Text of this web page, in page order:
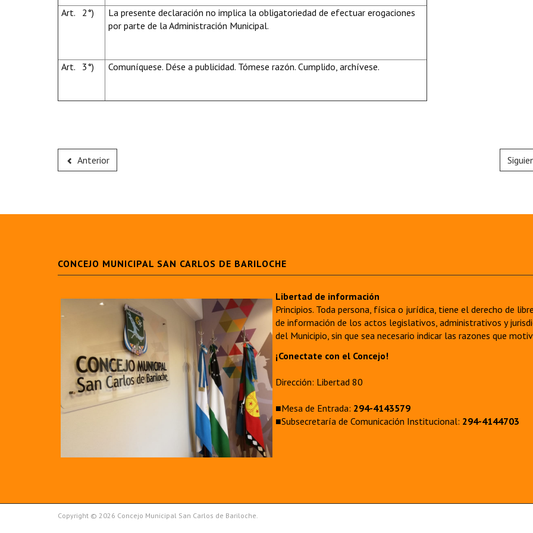
Art. 2°)
La presente declaración no implica la obligatoriedad de efectuar erogaciones
por parte de la Administración Municipal.
Art. 3°) Comuníquese. Dése a publicidad. Tómese razón. Cumplido, archívese.
Anterior
CONCEJO MUNICIPAL SAN CARLOS DE BARILOCHE
Libertad de información
Principios. Toda persona, física o jurídica, tiene el derecho de
de información de los actos legislativos, administrativos y
del Municipio, sin que sea necesario indicar las razones que
¡Conectate con el Concejo!
Dirección: Libertad 80
■Mesa de Entrada: 294-4143579
■Subsecretaría de Comunicación Institucional: 294-4144703
Copyright © 2026 Concejo Municipal San Carlos de Bariloche.